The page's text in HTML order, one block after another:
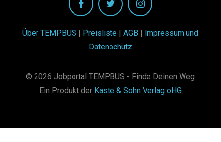
Über TEMPBUS | Preisliste |AGB | Impressum und
Datenschutz
© 2026 Jobportal TEMPBUS - Finde Deinen Weg
Ein Produkt der Kaste & Sohn Verlag oHG